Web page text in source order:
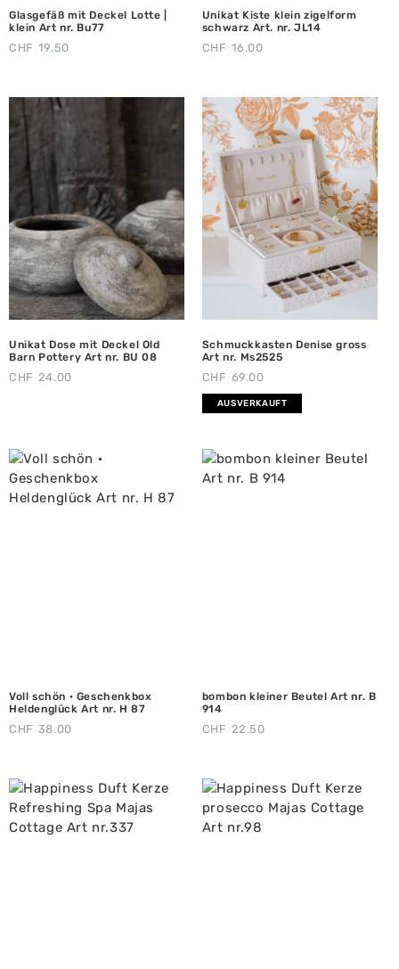
Glasgefäß mit Deckel Lotte |
klein Art nr. Bu77
CHF 19.50
Unikat Kiste klein zigelform
schwarz Art. nr. JL14
CHF 16.00
Unikat Dose mit Deckel Old
Barn Pottery Art nr. BU 08
CHF 24.00
Schmuckkasten Denise gross
Art nr. Ms2525
CHF 69.00
AUSVERKAUFT
Voll schön · Geschenkbox
Heldenglück Art nr. H 87
CHF 38.00
bombon kleiner Beutel Art nr. B
914
CHF 22.50